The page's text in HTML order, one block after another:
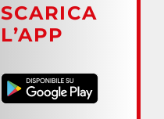
SCARICA
L’APP